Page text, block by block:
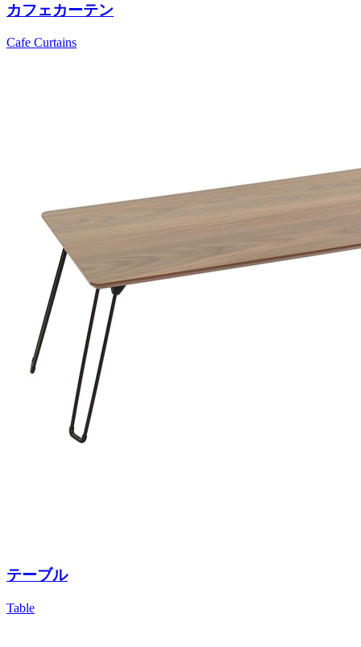
カフェカーテン
Cafe Curtains
テーブル
Table